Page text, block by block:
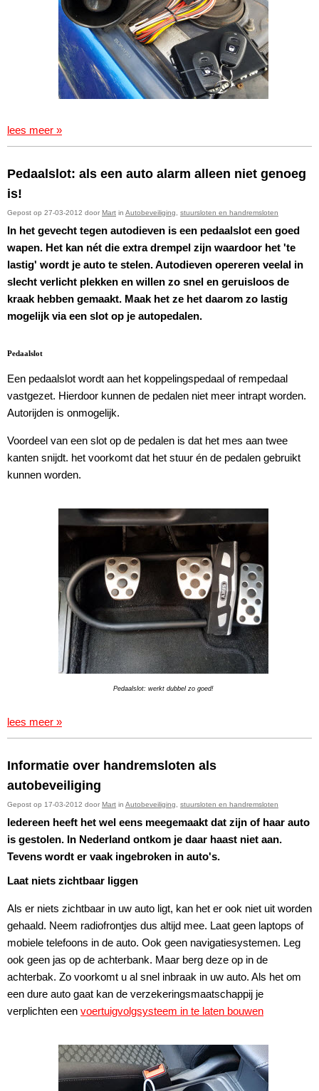
lees meer »
Pedaalslot: als een auto alarm alleen niet genoeg
is!
Gepost op 27-03-2012 door Mart in Autobeveiliging stuursloten en handremsloten
In het gevecht tegen autodieven is een pedaalslot een goed
wapen. Het kan nét die extra drempel zijn waardoor het 'te
lastig' wordt je auto te stelen. Autodieven opereren veelal in
slecht verlicht plekken en willen zo snel en geruisloos de
kraak hebben gemaakt. Maak het ze het daarom zo lastig
mogelijk via een slot op je autopedalen.
Pedaalslot
Een pedaalslot wordt aan het koppelingspedaal of rempedaal
vastgezet. Hierdoor kunnen de pedalen niet meer intrapt worden.
Autorijden is onmogelijk.
Voordeel van een slot op de pedalen is dat het mes aan twee
kanten snijdt. het voorkomt dat het stuur én de pedalen gebruikt
kunnen worden.
Pedaalslot: werkt dubbel zo goed!
lees meer »
Informatie over handremsloten als
autobeveiliging
Gepost op 17-03-2012 door Mart in Autobeveiliging stuursloten en handremsloten
Iedereen heeft het wel eens meegemaakt dat zijn of haar auto
is gestolen. In Nederland ontkom je daar haast niet aan.
Tevens wordt er vaak ingebroken in auto's.
Laat niets zichtbaar liggen
Als er niets zichtbaar in uw auto ligt, kan het er ook niet uit worden
gehaald. Neem radiofrontjes dus altijd mee. Laat geen laptops of
mobiele telefoons in de auto. Ook geen navigatiesystemen. Leg
ook geen jas op de achterbank. Maar berg deze op in de
achterbak. Zo voorkomt u al snel inbraak in uw auto. Als het om
een dure auto gaat kan de verzekeringsmaatschappij je
verplichten een voertuigvolgsysteem in te laten bouwen